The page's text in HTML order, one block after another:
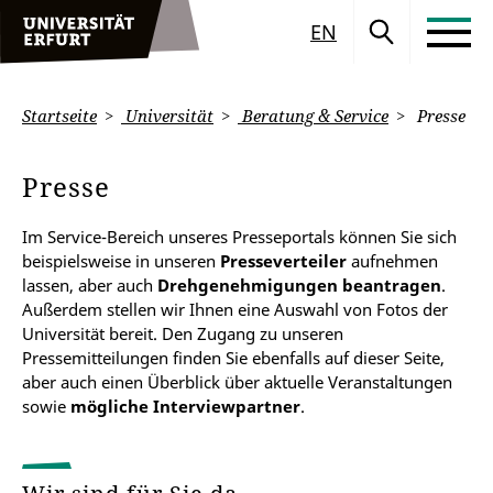
EN
Startseite Universität Beratung & Service Presse
Presse
Im Service-Bereich unseres Presseportals können Sie sich
beispielsweise in unseren Presseverteiler aufnehmen
lassen, aber auch Drehgenehmigungen beantragen.
Außerdem stellen wir Ihnen eine Auswahl von Fotos der
Universität bereit. Den Zugang zu unseren
Pressemitteilungen finden Sie ebenfalls auf dieser Seite,
aber auch einen Überblick über aktuelle Veranstaltungen
sowie mögliche Interviewpartner.